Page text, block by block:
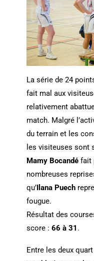
La série de 24
fait mal aux
relativement
match. Malgré
du terrain et les
les visiteuses sont
Mamy Bocandéfait
nombreuses
qu’Ilana Puech
fougue.
Résultat des
score : 66 à 31 .
Entre les deux